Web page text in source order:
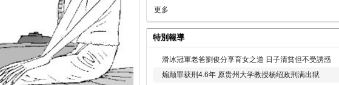
更多
特別報導
滑冰冠軍老爸劉俊分享育女之道 日子清貧但不受誘惑
煽颠罪获刑4.6年 原贵州大学教授杨绍政刑满出狱